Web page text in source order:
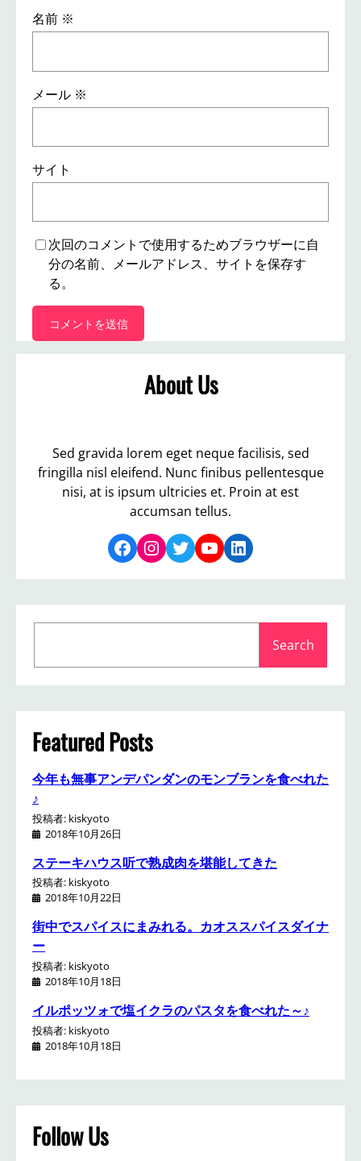
名前 ※
メール ※
サイト
次回のコメントで使用するためブラウザーに自
分の名前、メールアドレス、サイトを保存す
る。
About Us
Sed gravida lorem eget neque facilisis, sed
fringilla nisl eleifend. Nunc finibus pellentesque
nisi, at is ipsum ultricies et. Proin at est
accumsan tellus.
Facebook Instagram Twitter YouTube LinkedIn
a
r
c
h
Search
Featured Posts
今年も無事アンデパンダンのモンブランを食べれた
♪
投稿者: kiskyoto
2018年10月26日
ステーキハウス听で熟成肉を堪能してきた
投稿者: kiskyoto
2018年10月22日
街中でスパイスにまみれる。カオススパイスダイナ
ー
投稿者: kiskyoto
2018年10月18日
イルポッツォで塩イクラのパスタを食べれた～♪
投稿者: kiskyoto
2018年10月18日
Follow Us